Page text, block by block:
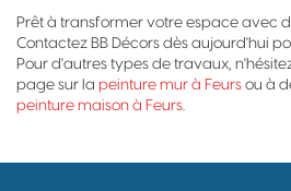
Prêt à transformer votre espace avec
Contactez BB Décors dès aujourd'hui
Pour d'autres types de travaux,
page sur la peinture mur à Feurs ou à
peinture maison à Feurs.